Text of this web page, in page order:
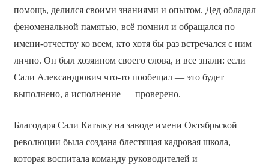
помощь, делился своими знаниями и опытом. Дед обладал
феноменальной памятью, всё помнил и обращался по
имени-отчеству ко всем, кто хотя бы раз встречался с ним
лично. Он был хозяином своего слова, и все знали: если
Сали Александрович что-то пообещал — это будет
выполнено, а исполнение — проверено.
Благодаря Сали Катыку на заводе имени Октябрьской
революции была создана блестящая кадровая школа,
которая воспитала команду руководителей и